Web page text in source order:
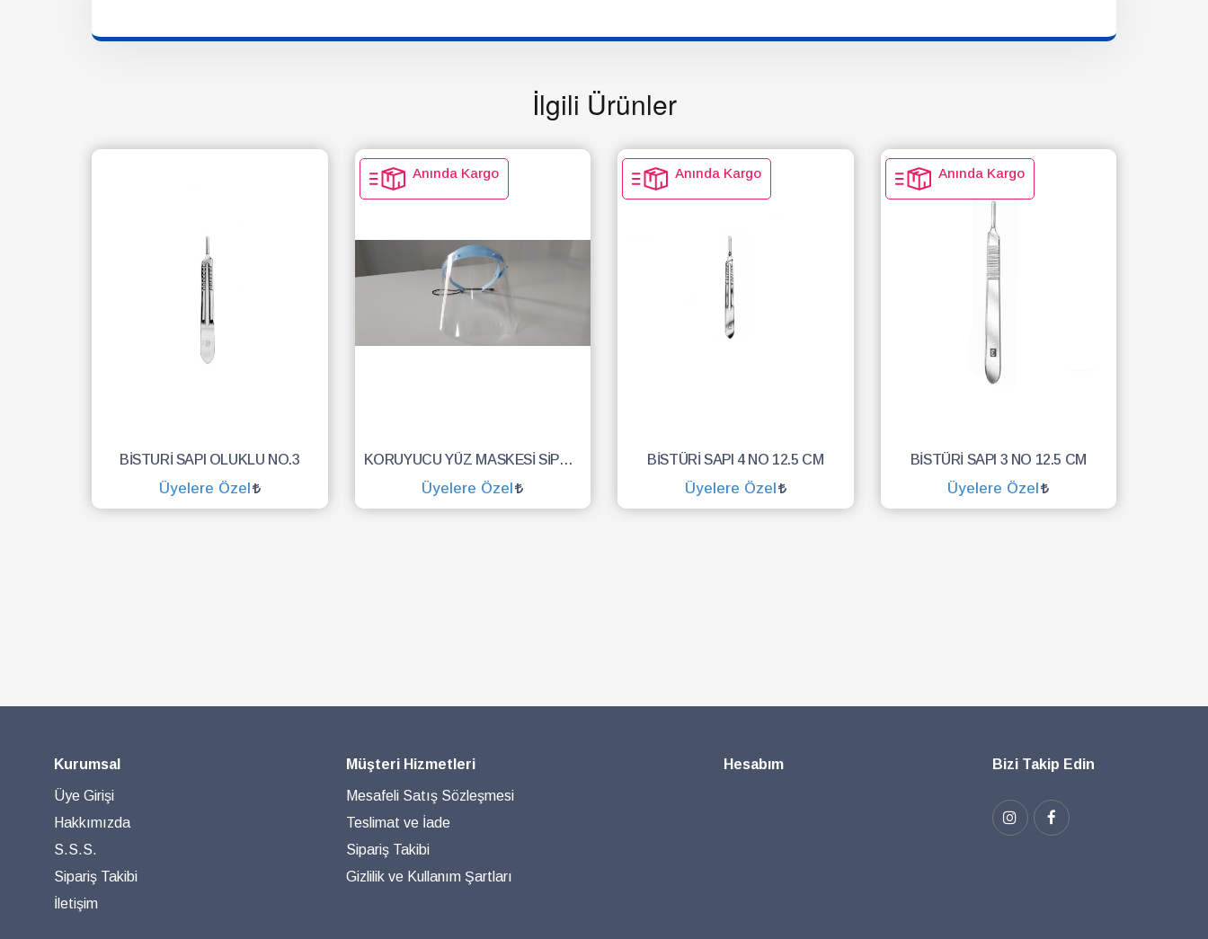
İlgili Ürünler
BİSTURİ SAPI OLUKLU NO.3
Üyelere Özel
Anında Kargo
KORUYUCU YÜZ MASKESİ SİPERLİK.YÜZ KALKANI.DENTAL MASKE
Üyelere Özel
Anında Kargo
BİSTÜRİ SAPI 4 NO 12.5 CM
Üyelere Özel
Anında Kargo
BİSTÜRİ SAPI 3 NO 12.5 CM
Üyelere Özel
Kurumsal
Üye Girişi
Hakkımızda
S.S.S.
Sipariş Takibi
İletişim
Müşteri Hizmetleri
Mesafeli Satış Sözleşmesi
Teslimat ve İade
Sipariş Takibi
Gizlilik ve Kullanım Şartları
Hesabım Bizi Takip Edin